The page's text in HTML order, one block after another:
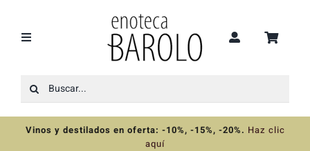
contenido
Toggle
Recomendaciones
Ofertas
Buscar:
Vinos y destilados en oferta: -10%, -15%, -20%. Haz clic
aquí